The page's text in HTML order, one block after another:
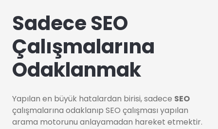
Sadece SEO
Çalışmalarına
Odaklanmak
Yapılan en büyük hatalardan birisi, sadece SEO
çalışmalarına odaklanıp SEO çalışması yapılan
arama motorunu anlayamadan hareket etmektir.